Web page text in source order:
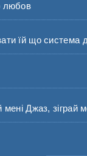
любов
їй що система
Джаз, зіграй